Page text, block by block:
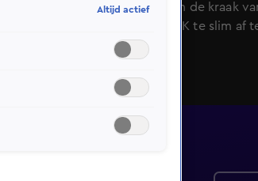
voltooien en de kraak
ze TeamSTUK te slim
openen, en de buit op
Altijd actief